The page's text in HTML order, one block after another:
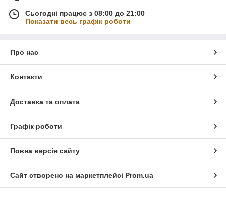
Сьогодні працює з 08:00 до 21:00
Показати весь графік роботи
Про нас
Контакти
Доставка та оплата
Графік роботи
Повна версія сайту
Сайт створено на маркетплейсі Prom.ua